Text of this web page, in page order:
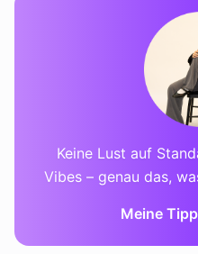
Keine Lust auf
Vibes – genau das,
Meine